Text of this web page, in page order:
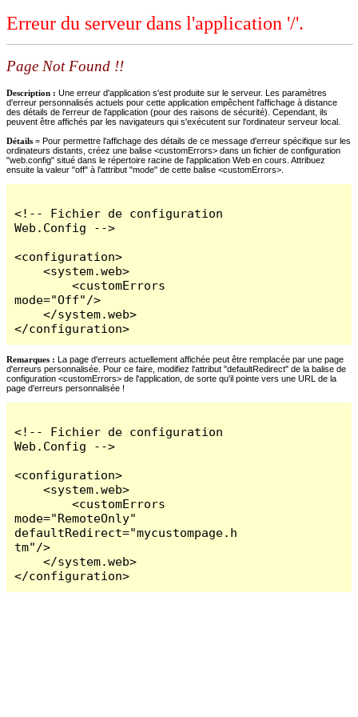
Erreur du serveur dans l'application '/'.
Page Not Found !!
Description : Une erreur d'application s'est produite sur le serveur. Les paramètres
d'erreur personnalisés actuels pour cette application empêchent l'affichage à distance
des détails de l'erreur de l'application (pour des raisons de sécurité). Cependant, ils
peuvent être affichés par les navigateurs qui s'exécutent sur l'ordinateur serveur local.
Détails = Pour permettre l'affichage des détails de ce message d'erreur spécifique sur les
ordinateurs distants, créez une balise <customErrors> dans un fichier de configuration
"web.config" situé dans le répertoire racine de l'application Web en cours. Attribuez
ensuite la valeur "off" à l'attribut "mode" de cette balise <customErrors>.
<!-- Fichier de configuration
Web.Config -->
<configuration>
    <system.web>
        <customErrors
mode="Off"/>
    </system.web>
</configuration>
Remarques : La page d'erreurs actuellement affichée peut être remplacée par une page
d'erreurs personnalisée. Pour ce faire, modifiez l'attribut "defaultRedirect" de la balise de
configuration <customErrors> de l'application, de sorte qu'il pointe vers une URL de la
page d'erreurs personnalisée !
<!-- Fichier de configuration
Web.Config -->
<configuration>
    <system.web>
        <customErrors
mode="RemoteOnly"
defaultRedirect="mycustompage.h
tm"/>
    </system.web>
</configuration>